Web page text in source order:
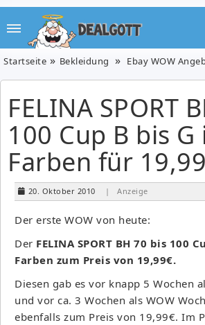
Startseite Bekleidung Ebay WOW
FELINA SPORT
100 Cup B bis G
Farben für
20. Oktober 2010 | Anzeige
Der erste WOW von heute:
Der FELINA SPORT BH 70 bis 100
Farben zum Preis von 19,99€.
Diesen gab es vor knapp 5 Wochen
und vor ca. 3 Wochen als WOW
ebenfalls zum Preis von 19,99€. Im